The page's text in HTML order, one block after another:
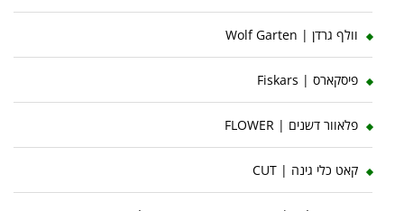
וולף גרדן | Wolf Garten
פיסקארס | Fiskars
פלאוור דשנים | FLOWER
קאט כלי גינה | CUT